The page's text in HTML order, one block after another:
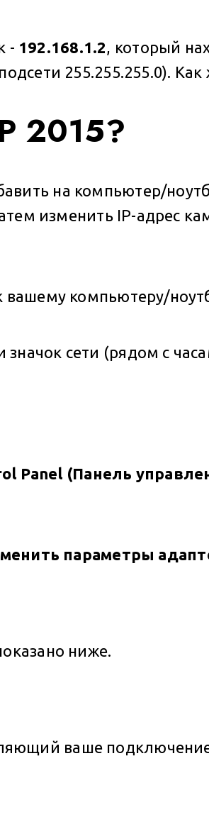
- 192.168.1.2, который
255.255.255.0).
2015?
на компьютер/
изменить IP-адрес
компьютеру/
сети (рядом с
Panel (Панель
параметры
ниже.
ваше